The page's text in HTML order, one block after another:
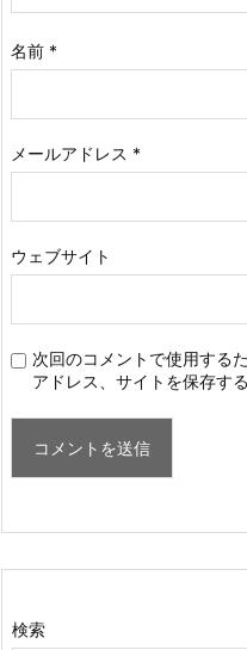
名前 *
メールアドレス *
ウェブサイト
次回のコメントで使用する
アドレス、サイトを保存する
検索